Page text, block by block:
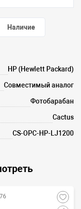
Наличие
HP (Hewlett Packard)
Совместимый аналог
Фотобарабан
Cactus
CS-OPC-HP-LJ1200